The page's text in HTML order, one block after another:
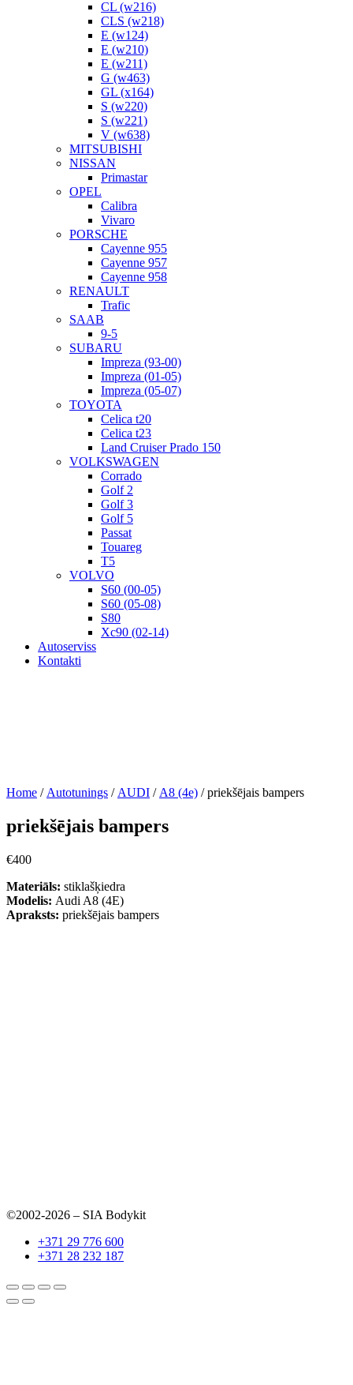
CL (w216)
CLS (w218)
E (w124)
E (w210)
E (w211)
G (w463)
GL (x164)
S (w220)
S (w221)
V (w638)
MITSUBISHI
NISSAN
Primastar
OPEL
Calibra
Vivaro
PORSCHE
Cayenne 955
Cayenne 957
Cayenne 958
RENAULT
Trafic
SAAB
9-5
SUBARU
Impreza (93-00)
Impreza (01-05)
Impreza (05-07)
TOYOTA
Celica t20
Celica t23
Land Cruiser Prado 150
VOLKSWAGEN
Corrado
Golf 2
Golf 3
Golf 5
Passat
Touareg
T5
VOLVO
S60 (00-05)
S60 (05-08)
S80
Xc90 (02-14)
Autoserviss
Kontakti
Home / Autotunings / AUDI / A8 (4e) / priekšējais bampers
priekšējais bampers
€400
Materiāls: stiklašķiedra
Modelis: Audi A8 (4E)
Apraksts: priekšējais bampers
©2002-2026 – SIA Bodykit
+371 29 776 600
+371 28 232 187